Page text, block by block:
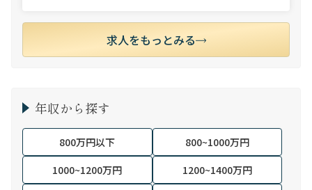
求人をもっとみる
年収から探す
800万円以下
800~1000万円
1000~1200万円
1200~1400万円